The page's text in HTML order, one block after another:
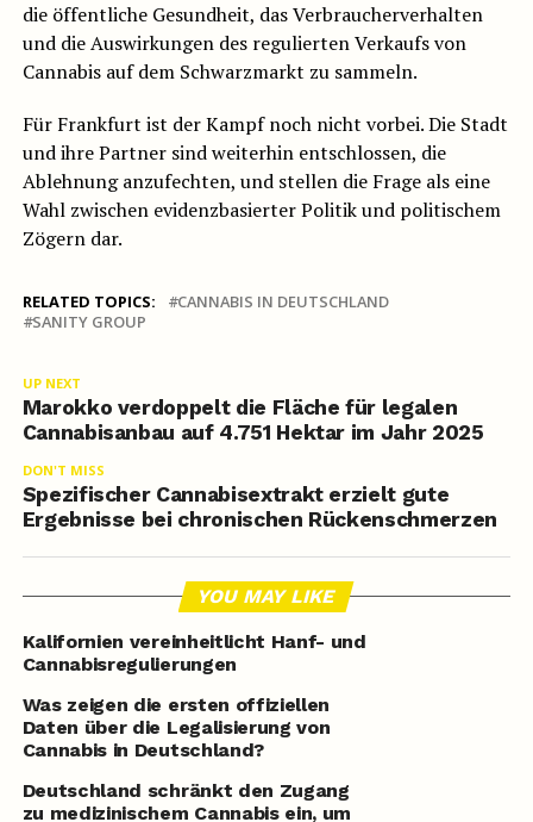
die öffentliche Gesundheit, das Verbraucherverhalten
und die Auswirkungen des regulierten Verkaufs von
Cannabis auf dem Schwarzmarkt zu sammeln.
Für Frankfurt ist der Kampf noch nicht vorbei. Die Stadt
und ihre Partner sind weiterhin entschlossen, die
Ablehnung anzufechten, und stellen die Frage als eine
Wahl zwischen evidenzbasierter Politik und politischem
Zögern dar.
RELATED TOPICS:
CANNABIS IN DEUTSCHLAND
SANITY GROUP
UP NEXT
Marokko verdoppelt die Fläche für legalen
Cannabisanbau auf 4.751 Hektar im Jahr 2025
DON'T MISS
Spezifischer Cannabisextrakt erzielt gute
Ergebnisse bei chronischen Rückenschmerzen
YOU MAY LIKE
Kalifornien vereinheitlicht Hanf- und
Cannabisregulierungen
Was zeigen die ersten offiziellen
Daten über die Legalisierung von
Cannabis in Deutschland?
Deutschland schränkt den Zugang
zu medizinischem Cannabis ein, um